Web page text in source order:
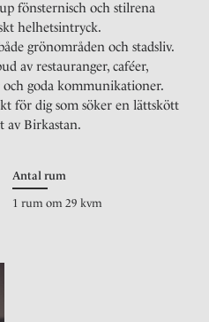
fönsternisch och stilrena
helhetsintryck.
grönområden och stadsliv.
av restauranger, caféer,
goda kommunikationer.
för dig som söker en lättskött
av Birkastan.
Antal rum
1 rum om 29 kvm